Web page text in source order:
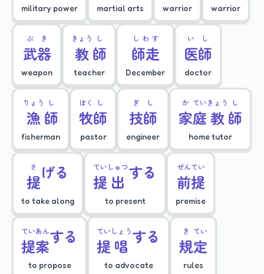
military power martial arts warrior warrior
武
ぶ
器
き
weapon
教
きょう
師
し
teacher
師走
しわす
December
医
い
師
し
doctor
漁
りょう
師
し
fisherman
牧
ぼく
師
し
pastor
技
ぎ
師
し
engineer
家
か
庭
てい
教
きょう
師
し
home tutor
提
さ げる
to take along
提
てい
出
しゅつする
to present
前
ぜん
提
てい
premise
提
てい
案
あんする
to propose
提
てい
唱
しょう する
to advocate
規
き
定
てい
rules